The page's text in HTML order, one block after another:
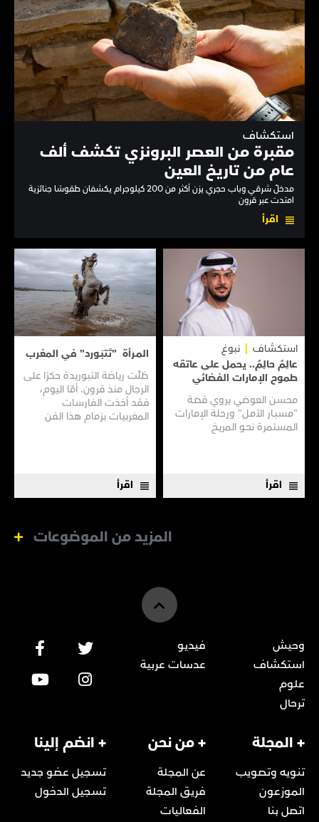
استكشاف
مقبرة من العصر البرونزي تكشف ألف
عام من تاريخ العين
مدخلٌ شرقي وباب حجري يزن أكثر من 200 كيلوجرام يكشفان طقوسًا جنائزية
امتدت عبر قرون
اقرأ
استكشاف
نبوغ
عالِمٌ حالِمٌ.. يحمل على عاتقه
طموح الإمارات الفضائي
محسن العوضي يروي قصـة
"مسبـار الأمـل" ورحلة الإمارات
المستمرة نحـو المريـخ
اقرأ
المـرأة "تَتبَـورد" في المغرب
ظلّت رياضة التبوريدة حكرًا على
الرجال منذ قرون. أمّا اليوم،
فقد أخذت الفارسات
المغربيات بزمام هذا الفن
اقرأ
المزيد من الموضوعات
وحيش
استكشاف
علوم
ترحال
فيديو
عدسات عربية
+ المجلة
تنويه وتصويب
الموزعون
اتصل بنا
+ من نحن
عن المجلة
فريق المجلة
الفعاليات
+ انضم إلينا
تسجيل عضو جديد
تسجيل الدخول